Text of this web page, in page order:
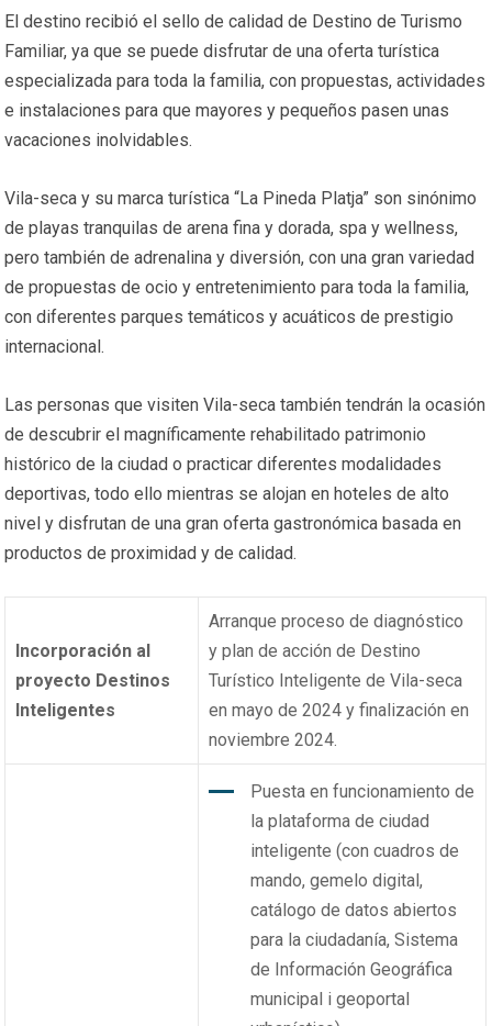
El destino recibió el sello de calidad de Destino de Turismo
Familiar, ya que se puede disfrutar de una oferta turística
especializada para toda la familia, con propuestas, actividades
e instalaciones para que mayores y pequeños pasen unas
vacaciones inolvidables.
Vila-seca y su marca turística “La Pineda Platja” son sinónimo
de playas tranquilas de arena fina y dorada, spa y wellness,
pero también de adrenalina y diversión, con una gran variedad
de propuestas de ocio y entretenimiento para toda la familia,
con diferentes parques temáticos y acuáticos de prestigio
internacional.
Las personas que visiten Vila-seca también tendrán la ocasión
de descubrir el magníficamente rehabilitado patrimonio
histórico de la ciudad o practicar diferentes modalidades
deportivas, todo ello mientras se alojan en hoteles de alto
nivel y disfrutan de una gran oferta gastronómica basada en
productos de proximidad y de calidad.
Incorporación al
proyecto Destinos
Inteligentes
Arranque proceso de diagnóstico
y plan de acción de Destino
Turístico Inteligente de Vila-seca
en mayo de 2024 y finalización en
noviembre 2024.
Puesta en funcionamiento de
la plataforma de ciudad
inteligente (con cuadros de
mando, gemelo digital,
catálogo de datos abiertos
para la ciudadanía, Sistema
de Información Geográfica
municipal i geoportal